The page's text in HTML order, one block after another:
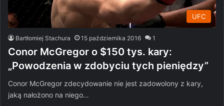
UFC
Bartłomiej Stachura 15 października 2016 1
Conor McGregor o $150 tys. kary:
„Powodzenia w zdobyciu tych pieniędzy”
Conor McGregor zdecydowanie nie jest zadowolony z kary,
jaką nałożono na niego…